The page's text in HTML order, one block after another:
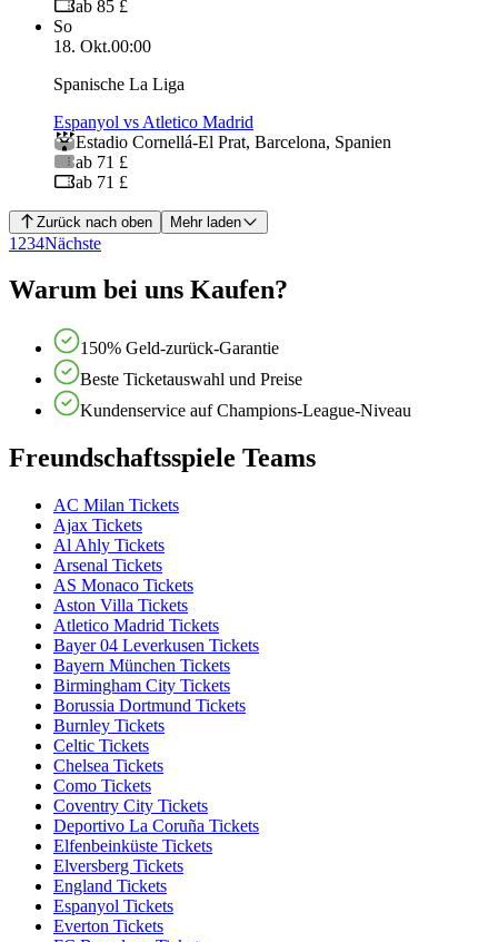
ab 85 £
So
18. Okt.00:00
Spanische La Liga
Espanyol vs Atletico Madrid
Estadio Cornellá-El Prat, Barcelona, Spanien
ab 71 £
ab 71 £
Zurück nach oben Mehr laden
1 234Nächste
Warum bei uns Kaufen?
150% Geld-zurück-Garantie
Beste Ticketauswahl und Preise
Kundenservice auf Champions-League-Niveau
Freundschaftsspiele Teams
AC Milan Tickets
Ajax Tickets
Al Ahly Tickets
Arsenal Tickets
AS Monaco Tickets
Aston Villa Tickets
Atletico Madrid Tickets
Bayer 04 Leverkusen Tickets
Bayern München Tickets
Birmingham City Tickets
Borussia Dortmund Tickets
Burnley Tickets
Celtic Tickets
Chelsea Tickets
Como Tickets
Coventry City Tickets
Deportivo La Coruña Tickets
Elfenbeinküste Tickets
Elversberg Tickets
England Tickets
Espanyol Tickets
Everton Tickets